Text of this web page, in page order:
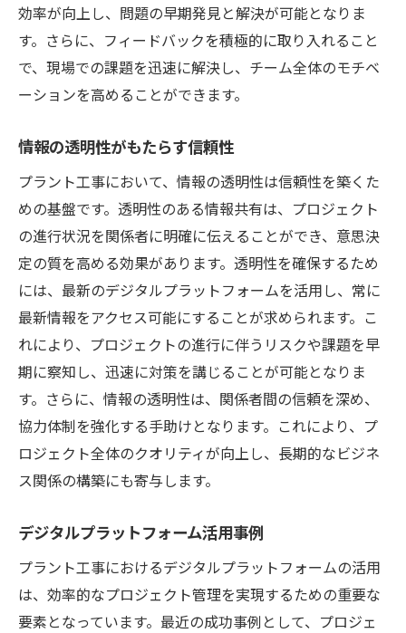
効率が向上し、問題の早期発見と解決が可能となりま
す。さらに、フィードバックを積極的に取り入れること
で、現場での課題を迅速に解決し、チーム全体のモチベ
ーションを高めることができます。
情報の透明性がもたらす信頼性
プラント工事において、情報の透明性は信頼性を築くた
めの基盤です。透明性のある情報共有は、プロジェクト
の進行状況を関係者に明確に伝えることができ、意思決
定の質を高める効果があります。透明性を確保するため
には、最新のデジタルプラットフォームを活用し、常に
最新情報をアクセス可能にすることが求められます。こ
れにより、プロジェクトの進行に伴うリスクや課題を早
期に察知し、迅速に対策を講じることが可能となりま
す。さらに、情報の透明性は、関係者間の信頼を深め、
協力体制を強化する手助けとなります。これにより、プ
ロジェクト全体のクオリティが向上し、長期的なビジネ
ス関係の構築にも寄与します。
デジタルプラットフォーム活用事例
プラント工事におけるデジタルプラットフォームの活用
は、効率的なプロジェクト管理を実現するための重要な
要素となっています。最近の成功事例として、プロジェ